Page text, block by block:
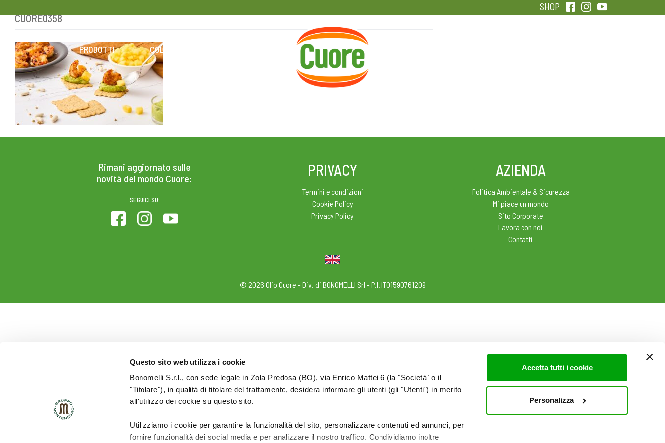
Questo sito web utilizza i cookie
Bonomelli S.r.l., con sede legale in Zola Predosa (BO), via Enrico Mattei 6 (la "Società" o il
"Titolare"), in qualità di titolare del trattamento, desidera informare gli utenti (gli "Utenti") in merito
all'utilizzo dei cookie su questo sito.
Utilizziamo i cookie per garantire la funzionalità del sito, personalizzare contenuti ed annunci, per
fornire funzionalità dei social media e per analizzare il nostro traffico. Condividiamo inoltre
Accetta tutti i cookie
Personalizza
Skip
content
SHOP
PRODOTTI COLESTEROLO
HOME
CUORE0358
Rimani aggiornato sulle
novità del mondo Cuore:
SEGUICI SU:
PRIVACY
Termini e condizioni
Cookie Policy
Privacy Policy
AZIENDA
Politica Ambientale & Sicurezza
Mi piace un mondo
Sito Corporate
Lavora con noi
Contatti
© 2026 Olio Cuore - Div. di BONOMELLI Srl - P.I. IT01590761209